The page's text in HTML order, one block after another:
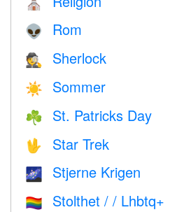
👽 Rom
🕵️ Sherlock
☀️ Sommer
☘️ St. Patricks Day
🖖 Star Trek
🌌 Stjerne Krigen
🏳️‍🌈 Stolthet / / Lhbtq+